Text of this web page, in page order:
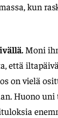
kun
Moni
että
on vielä
Huono uni